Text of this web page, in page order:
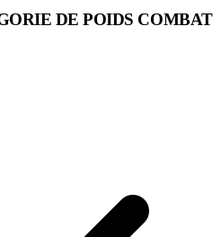
DE POIDS COMBAT